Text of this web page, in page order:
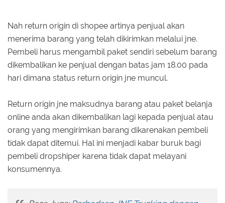
Nah return origin di shopee artinya penjual akan
menerima barang yang telah dikirimkan melalui jne.
Pembeli harus mengambil paket sendiri sebelum barang
dikembalikan ke penjual dengan batas jam 18.00 pada
hari dimana status return origin jne muncul.
Return origin jne maksudnya barang atau paket belanja
online anda akan dikembalikan lagi kepada penjual atau
orang yang mengirimkan barang dikarenakan pembeli
tidak dapat ditemui. Hal ini menjadi kabar buruk bagi
pembeli dropshiper karena tidak dapat melayani
konsumennya.